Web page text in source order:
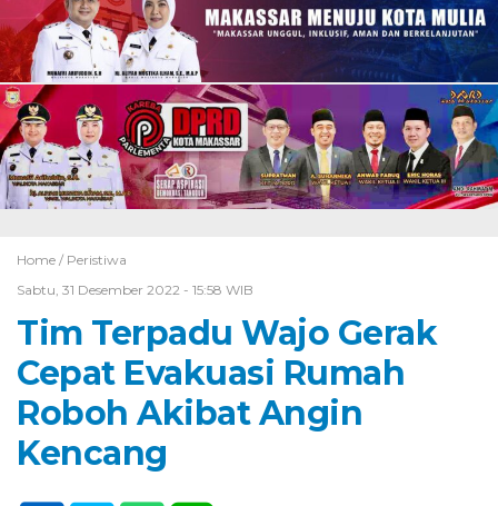
Home / Peristiwa
Sabtu, 31 Desember 2022 - 15:58 WIB
Tim Terpadu Wajo Gerak
Cepat Evakuasi Rumah
Roboh Akibat Angin
Kencang